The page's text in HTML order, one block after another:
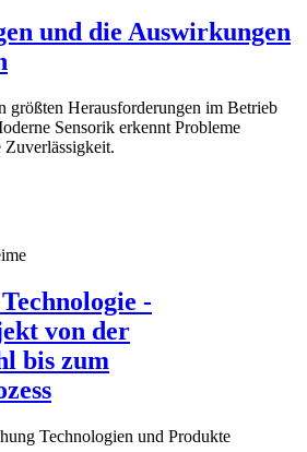
und die Auswirkungen
größten Herausforderungen im Betrieb
Sensorik erkennt Probleme
-
von der
bis zum
Technologien und Produkte